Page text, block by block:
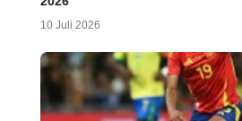
10 Juli 2026